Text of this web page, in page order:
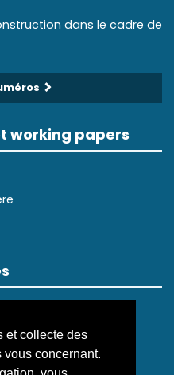
et collecte des
concernant.
dans le cadre de
working papers